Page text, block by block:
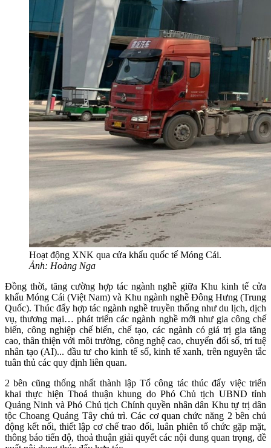
Hoạt động XNK qua cửa khẩu quốc tế Móng Cái.
Ảnh: Hoàng Nga
Đồng thời, tăng cường hợp tác ngành nghề giữa Khu kinh tế cửa
khẩu Móng Cái (Việt Nam) và Khu ngành nghề Đông Hưng (Trung
Quốc). Thúc đẩy hợp tác ngành nghề truyền thống như du lịch, dịch
vụ, thương mại… phát triển các ngành nghề mới như gia công chế
biến, công nghiệp chế biến, chế tạo, các ngành có giá trị gia tăng
cao, thân thiện với môi trường, công nghệ cao, chuyển đổi số, trí tuệ
nhân tạo (AI)... đầu tư cho kinh tế số, kinh tế xanh, trên nguyên tắc
tuân thủ các quy định liên quan.
2 bên cũng thống nhất thành lập Tổ công tác thúc đẩy việc triển
khai thực hiện Thoả thuận khung do Phó Chủ tịch UBND tỉnh
Quảng Ninh và Phó Chủ tịch Chính quyền nhân dân Khu tự trị dân
tộc Choang Quảng Tây chủ trì. Các cơ quan chức năng 2 bên chủ
động kết nối, thiết lập cơ chế trao đổi, luân phiên tổ chức gặp mặt,
thông báo tiến độ, thoả thuận giải quyết các nội dung quan trọng, đề